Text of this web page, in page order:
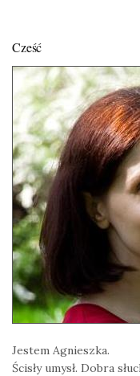
Cześć
Jestem Agnieszka.
Ścisły umysł. Dobra